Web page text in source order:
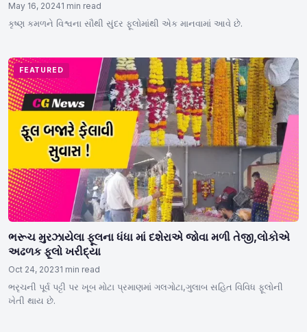
May 16, 20241 min read
કૃષ્ણ કમળને વિશ્વના સૌથી સુંદર ફૂલોમાંથી એક માનવામાં આવે છે.
FEATURED
ભરૂચ મુરઝાયેલા ફૂલના ધંધા માં દશેરાએ જોવા મળી તેજી,લોકોએ
અઢળક ફૂલો ખરીદ્યા
Oct 24, 20231 min read
ભરૃચની પૂર્વ પટ્ટી પર ખૂબ મોટા પ્રમાણમાં ગલગોટા,ગુલાબ સહિત વિવિધ ફૂલોની
ખેતી થાય છે.